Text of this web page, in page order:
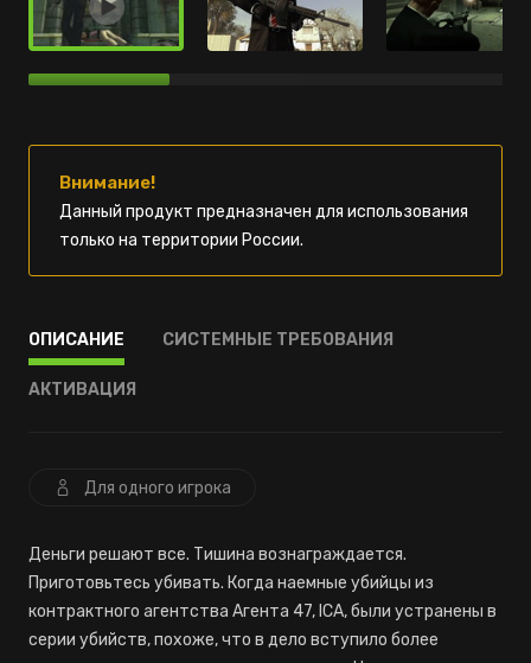
Внимание!
Данный продукт предназначен для использования
только на территории России.
ОПИСАНИЕ СИСТЕМНЫЕ ТРЕБОВАНИЯ
АКТИВАЦИЯ
Для одного игрока
Деньги решают все. Тишина вознаграждается.
Приготовьтесь убивать. Когда наемные убийцы из
контрактного агентства Агента 47, ICA, были устранены в
серии убийств, похоже, что в дело вступило более